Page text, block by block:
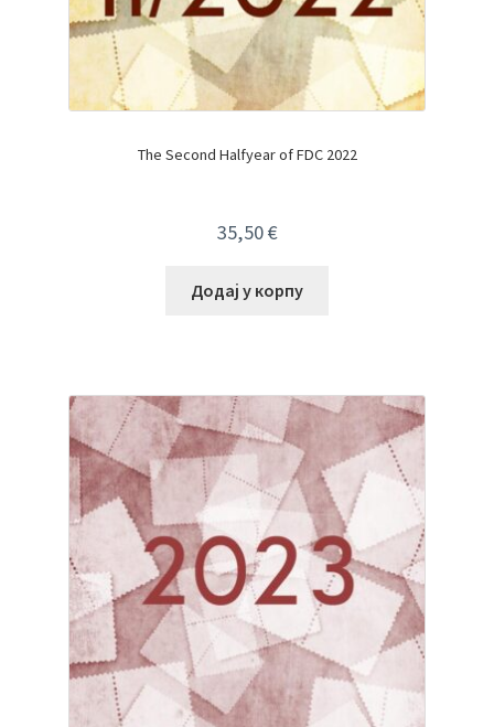
The Second Halfyear of FDC 2022
35,50€
Додај у корпу